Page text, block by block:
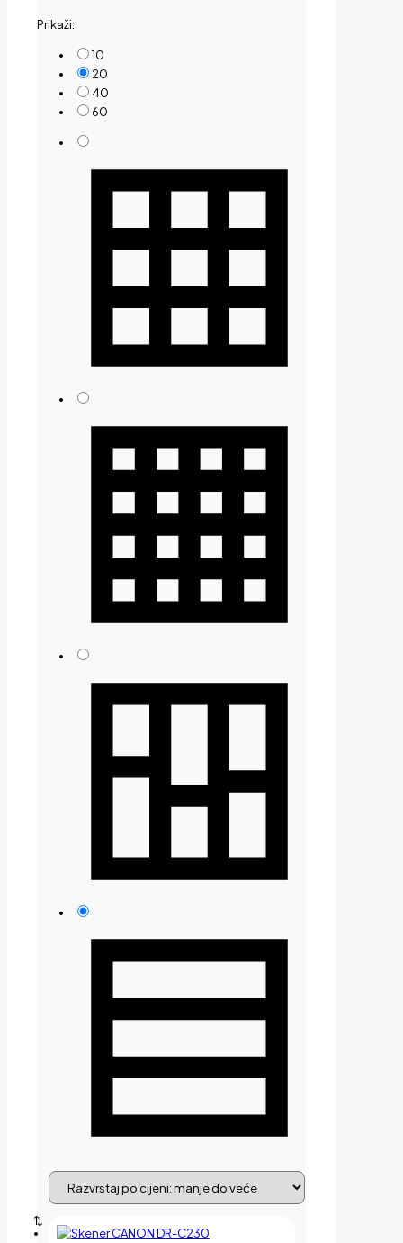
Prikaži:
10
20
40
60